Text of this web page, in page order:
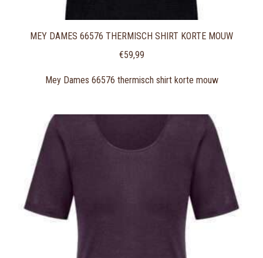
MEY DAMES 66576 THERMISCH SHIRT KORTE MOUW
€59,99
Mey Dames 66576 thermisch shirt korte mouw